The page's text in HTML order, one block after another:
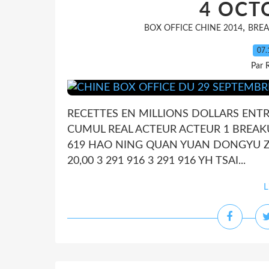
4
BOX OFFICE CHINE 2014,
Par
RECETTES EN MILLIONS DOLLARS
CUMUL REAL ACTEUR ACTEUR 1
619 HAO NING QUAN YUAN DONGYU
20,00 3 291 916 3 291 916 YH TSAI...